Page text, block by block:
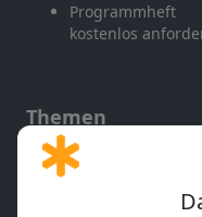
Programmheft
kostenlos
Themen
Gott und Bibel